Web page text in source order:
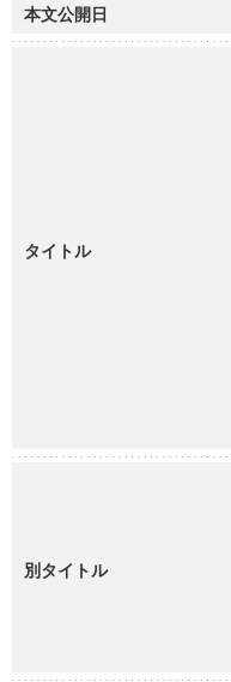
本文公開日
タイトル
別タイトル